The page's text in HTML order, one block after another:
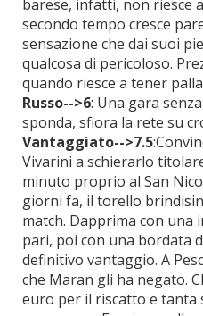
barese, infatti, non riesce
secondo tempo cresce
sensazione che dai suoi
qualcosa di pericoloso.
quando riesce a tener
Russo-->6: Una gara
sponda, sfiora la rete su
Vantaggiato-->7.5
Vivarini a schierarlo
minuto proprio al San
giorni fa, il torello
match. Dapprima con una
pari, poi con una bordata
definitivo vantaggio. A
che Maran gli ha negato.
euro per il riscatto e tanta